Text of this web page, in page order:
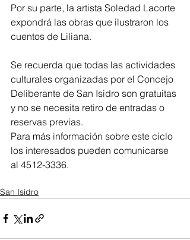
Por su parte, la artista Soledad Lacorte
expondrá las obras que ilustraron los
cuentos de Liliana.
Se recuerda que todas las actividades
culturales organizadas por el Concejo
Deliberante de San Isidro son gratuitas
y no se necesita retiro de entradas o
reservas previas.
Para más información sobre este ciclo
los interesados pueden comunicarse
al 4512-3336.
San Isidro